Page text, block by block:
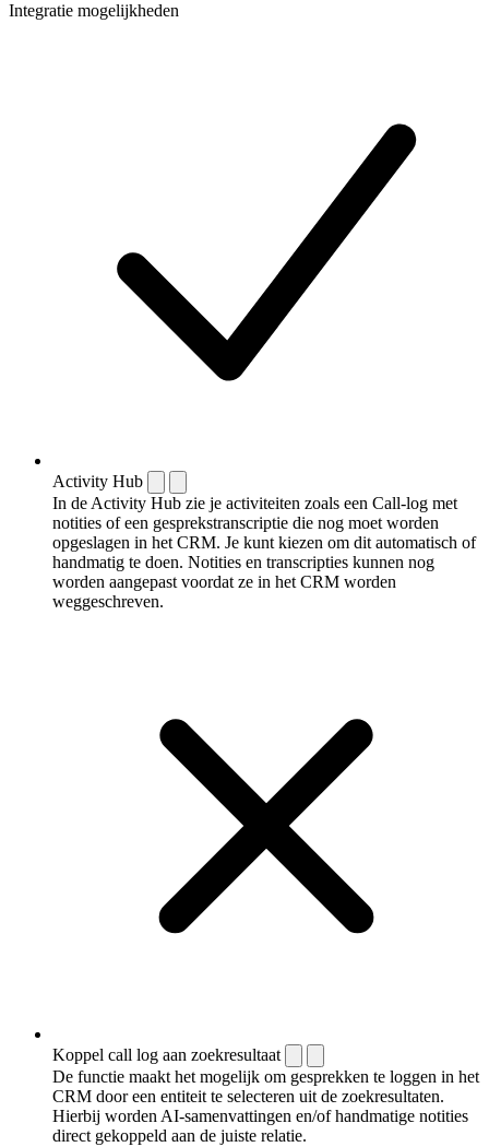
Integratie mogelijkheden
Activity Hub
In de Activity Hub zie je activiteiten zoals een Call-log met
notities of een gespreks­transcriptie die nog moet worden
opgeslagen in het CRM. Je kunt kiezen om dit automatisch of
handmatig te doen. Notities en transcripties kunnen nog
worden aangepast voordat ze in het CRM worden
weggeschreven.
Koppel call log aan zoekresultaat
De functie maakt het mogelijk om gesprekken te loggen in het
CRM door een entiteit te selecteren uit de zoekresultaten.
Hierbij worden AI-samenvattingen en/of handmatige notities
direct gekoppeld aan de juiste relatie.